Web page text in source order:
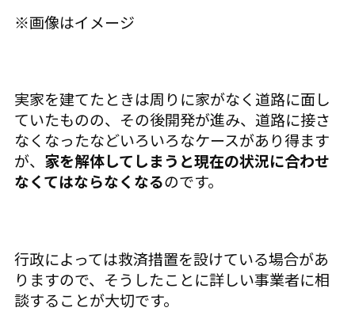
※画像はイメージ
実家を建てたときは周りに家がなく道路に面し
ていたものの、その後開発が進み、道路に接さ
なくなったなどいろいろなケースがあり得ます
が、 家を解体してしまうと現在の状況に合わせ
なくてはならなくなるのです。
行政によっては救済措置を設けている場合があ
りますので、そうしたことに詳しい事業者に相
談することが大切です。